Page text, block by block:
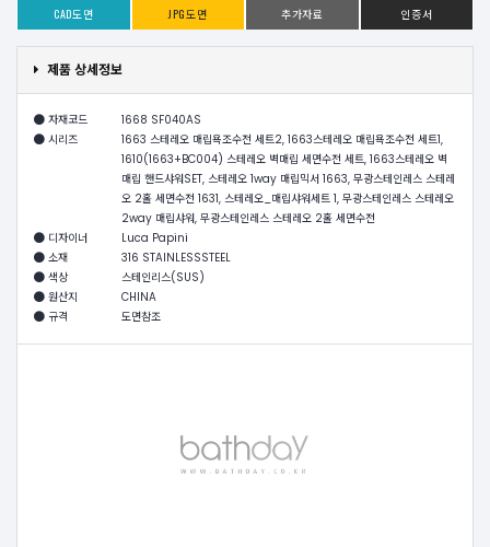
CAD도면 JPG도면 추가자료 인증서
제품 상세정보
자재코드
1668 SF040AS
시리즈
1663 스테레오 매립욕조수전 세트2, 1663스테레오 매립욕조수전 세트1,
1610(1663+BC004) 스테레오 벽매립 세면수전 세트, 1663스테레오 벽
매립 핸드샤워SET, 스테레오 1way 매립믹서 1663, 무광스테인레스 스테레
오 2홀 세면수전 1631, 스테레오_매립샤워세트 1, 무광스테인레스 스테레오
2way 매립샤워, 무광스테인레스 스테레오 2홀 세면수전
디자이너
Luca Papini
소재
316 STAINLESSSTEEL
색상
스테인리스(SUS)
원산지
CHINA
규격
도면참조